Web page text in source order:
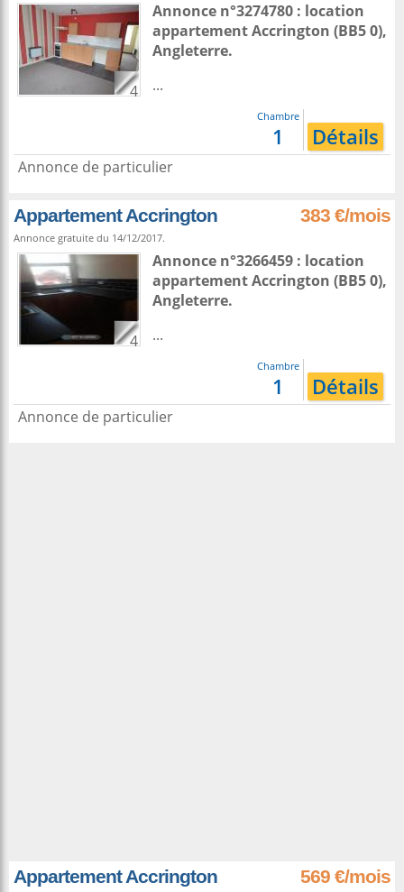
4
Annonce n°3274780 : location
appartementAccrington (BB5 0),
Angleterre.
...
Chambre
1 Détails
Annonce de particulier
Appartement Accrington 383 €/mois
Annonce gratuite du 14/12/2017.
4
Annonce n°3266459 : location
appartementAccrington (BB5 0),
Angleterre.
...
Chambre
1 Détails
Annonce de particulier
Appartement Accrington 569 €/mois